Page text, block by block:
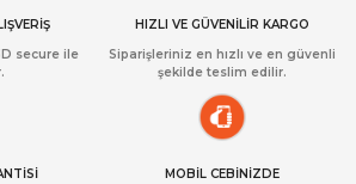
secure ile
HIZLI VE GÜVENİLİR KARGO
Siparişleriniz en hızlı ve en güvenli
şekilde teslim edilir.
MOBİL CEBİNİZDE